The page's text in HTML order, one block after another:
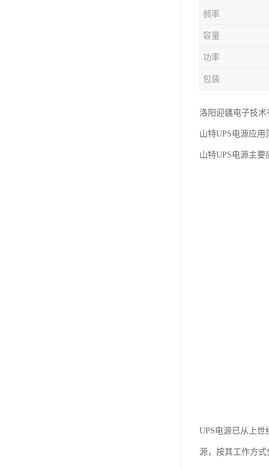
频率
容量
功率
包装
洛阳迎疆电子技
山特UPS电源应用
山特UPS电源主
UPS电源已从上
源，按其工作方式